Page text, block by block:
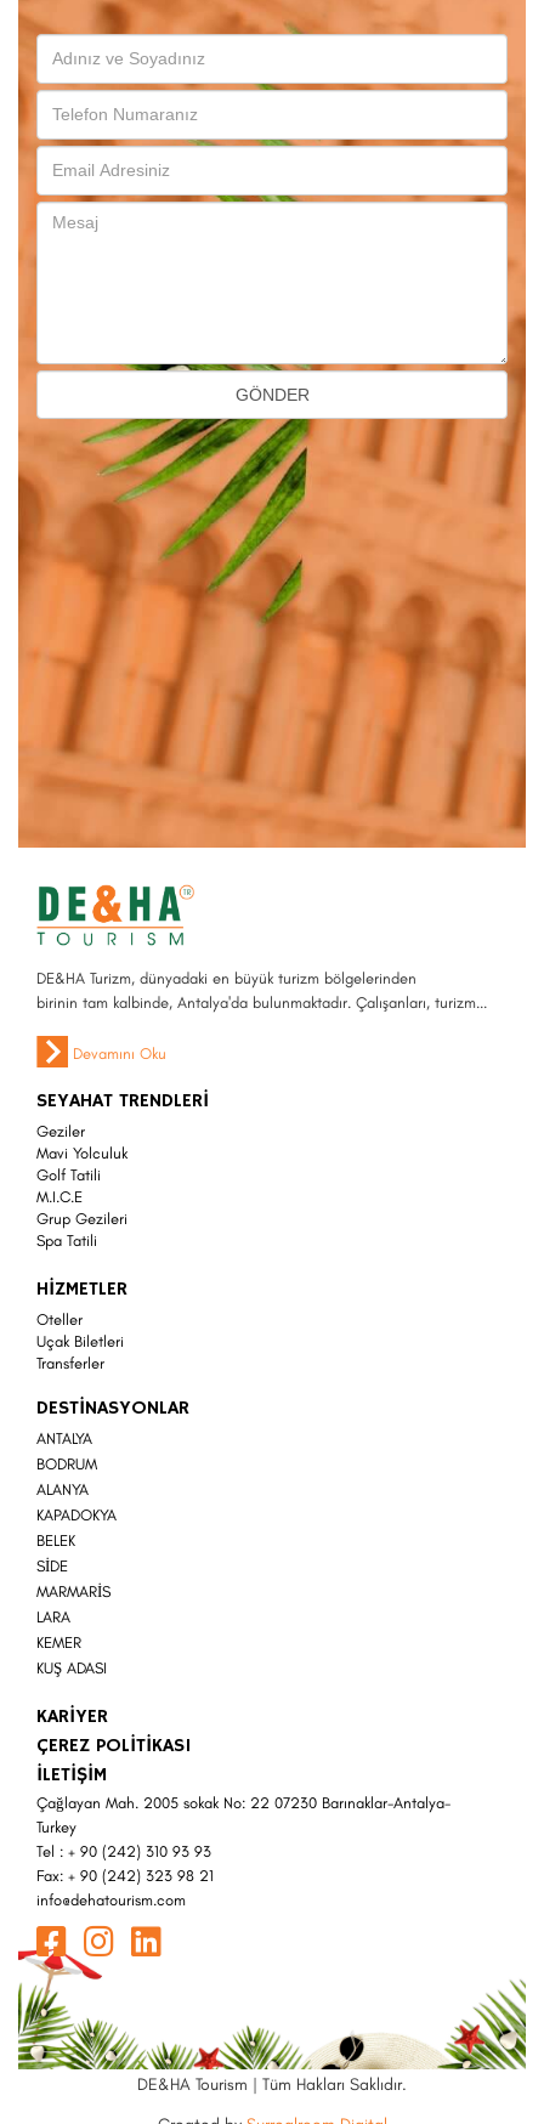
DE&HA Turizm, dünyadaki en büyük turizm bölgelerinden
birinin tam kalbinde, Antalya'da bulunmaktadır. Çalışanları, turizm...
Devamını Oku
SEYAHAT TRENDLERİ
Geziler
Mavi Yolculuk
Golf Tatili
M.I.C.E
Grup Gezileri
Spa Tatili
HİZMETLER
Oteller
Uçak Biletleri
Transferler
DESTİNASYONLAR
ANTALYA
BODRUM
ALANYA
KAPADOKYA
BELEK
SİDE
MARMARİS
LARA
KEMER
KUŞ ADASI
KARİYER
ÇEREZ POLİTİKASI
İLETİŞİM
Çağlayan Mah. 2005 sokak No: 22 07230 Barınaklar-Antalya-
Turkey
Tel : + 90 (242) 310 93 93
Fax: + 90 (242) 323 98 21
info@dehatourism.com
DE&HA Tourism | Tüm Hakları Saklıdır.